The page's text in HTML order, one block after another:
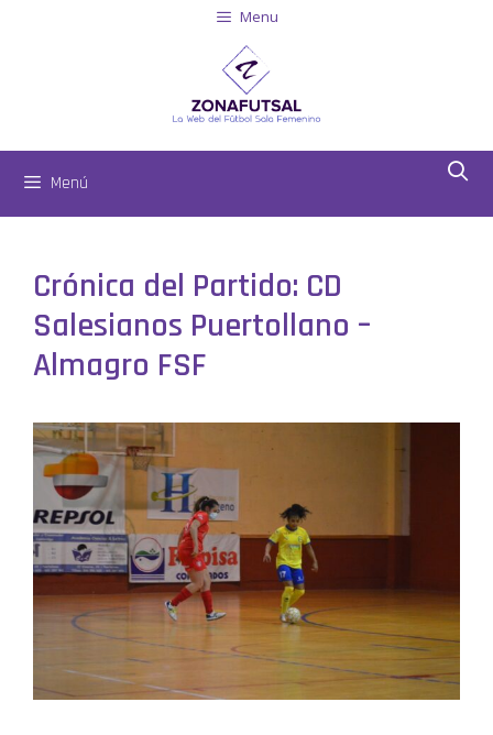
Menu
Menú
Crónica del Partido: CD
Salesianos Puertollano –
Almagro FSF